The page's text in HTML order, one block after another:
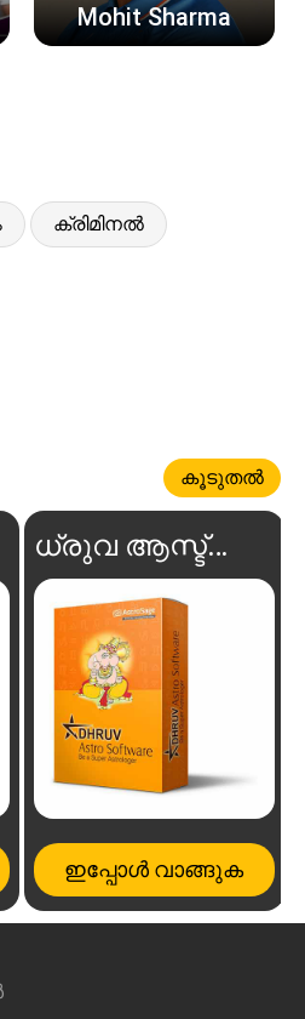
Mohit Sharma
ക്രിമിനൽ
കൂടുതൽ
ധ്രുവ ആസ്ട്രോ സോഫ്റ്റ്‌വെയർ
ഇപ്പോൾ വാങ്ങുക